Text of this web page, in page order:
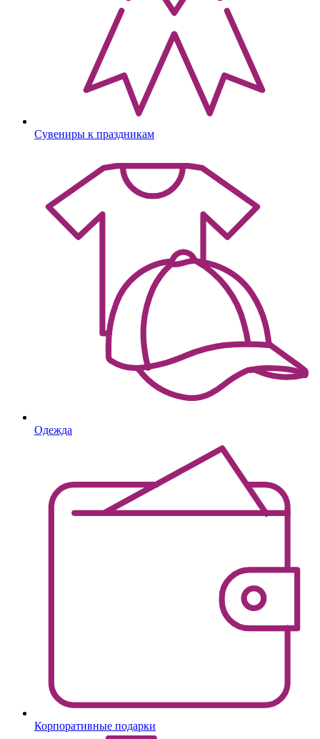
Сувениры к праздникам
Одежда
Корпоративные подарки